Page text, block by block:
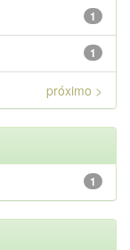
1
1
próximo >
1